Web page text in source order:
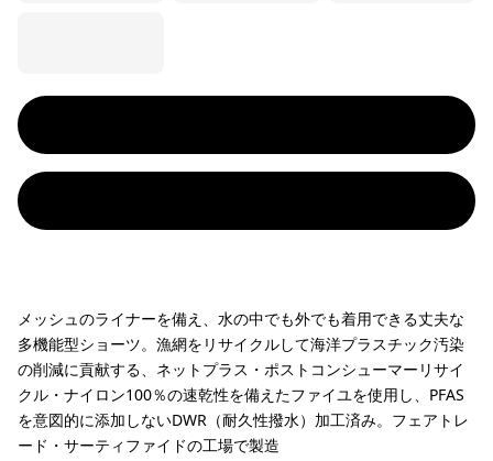
メッシュのライナーを備え、水の中でも外でも着用できる丈夫な
多機能型ショーツ。漁網をリサイクルして海洋プラスチック汚染
の削減に貢献する、ネットプラス・ポストコンシューマーリサイ
クル・ナイロン100％の速乾性を備えたファイユを使用し、PFAS
を意図的に添加しないDWR（耐久性撥水）加工済み。フェアトレ
ード・サーティファイドの工場で製造